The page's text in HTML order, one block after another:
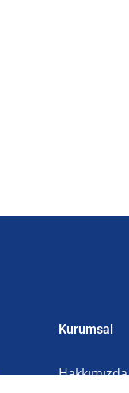
Kurumsal
Hakkımızda